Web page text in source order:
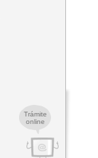
Trámite
online